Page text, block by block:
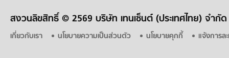
สงวนลิขสิทธิ์ © 2569 บริษัท เทนเซ็นต์ (ประเทศไทย) จำกัด
เกี่ยวกับเรา นโยบายความเป็นส่วนตัว นโยบายคุกกี้ แจ้งการล